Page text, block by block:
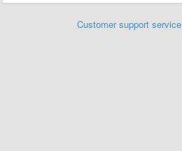
Customer support service